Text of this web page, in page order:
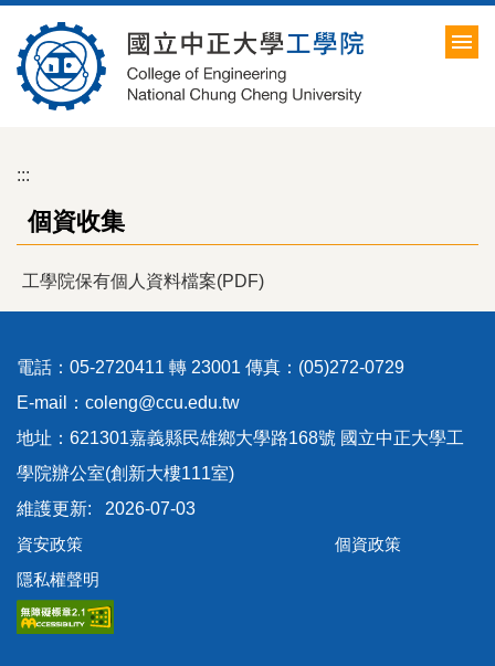
到
主
要
區
:::
個資收集
工學院保有個人資料檔案(PDF)
電話：05-2720411 轉 23001 傳真：(05)272-0729
E-mail：coleng@ccu.edu.tw
地址：621301嘉義縣民雄鄉大學路168號 國立中正大學工
學院辦公室(創新大樓111室)
2026-07-03
資安政策
個資政策
隱私權聲明